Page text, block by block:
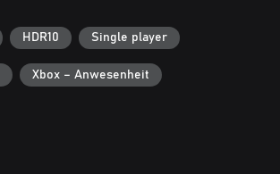
HDR10 Single player
Xbox – Anwesenheit